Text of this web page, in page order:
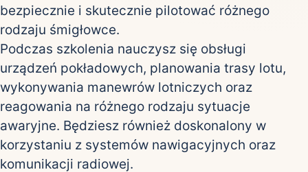
bezpiecznie i skutecznie pilotować różnego
rodzaju śmigłowce.
Podczas szkolenia nauczysz się obsługi
urządzeń pokładowych, planowania trasy lotu,
wykonywania manewrów lotniczych oraz
reagowania na różnego rodzaju sytuacje
awaryjne. Będziesz również doskonalony w
korzystaniu z systemów nawigacyjnych oraz
komunikacji radiowej.